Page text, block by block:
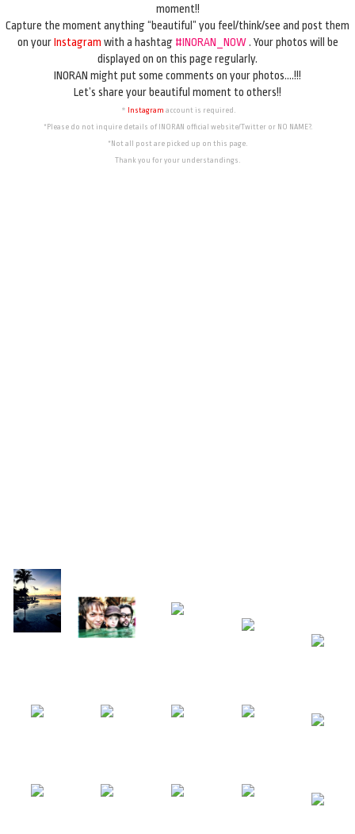
moment!!
Capture the moment anything “beautiful” you feel/think/see and post them
on yourInstagram with a hashtag #INORAN_NOW. Your photos will be
displayed on on this page regularly.
INORAN might put some comments on your photos….!!!
Let’s share your beautiful moment to others!!
＊ Instagram account is required.
*Please do not inquire details of INORAN official website/Twitter or NO NAME?.
*Not all post are picked up on this page.
Thank you for your understandings.